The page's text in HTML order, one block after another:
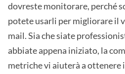
dovreste monitorare, perché
potete usarli per migliorare il
mail. Sia che siate
abbiate appena iniziato, la
metriche vi aiuterà a ottenere